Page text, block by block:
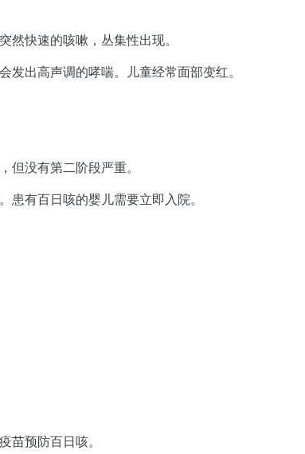
快速的咳嗽，丛集性出现。
出高声调的哮喘。儿童经常面部变红。
没有第二阶段严重。
有百日咳的婴儿需要立即入院。
苗预防百日咳。